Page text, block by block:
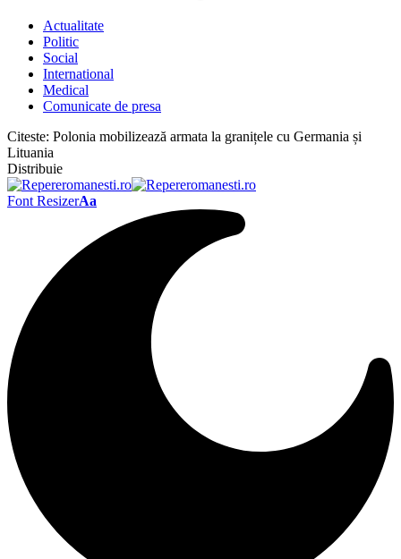
Actualitate
Politic
Social
International
Medical
Comunicate de presa
Citeste: Polonia mobilizează armata la granițele cu Germania și
Lituania
Distribuie
Font ResizerAa